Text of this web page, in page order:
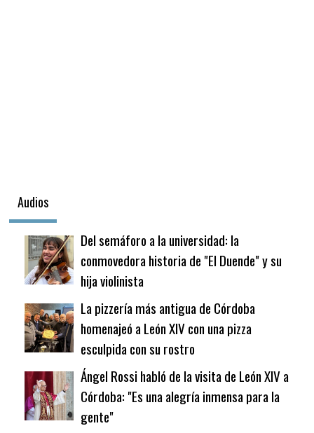
Audios
Del semáforo a la universidad: la
conmovedora historia de "El Duende" y su
hija violinista
La pizzería más antigua de Córdoba
homenajeó a León XIV con una pizza
esculpida con su rostro
Ángel Rossi habló de la visita de León XIV a
Córdoba: "Es una alegría inmensa para la
gente"